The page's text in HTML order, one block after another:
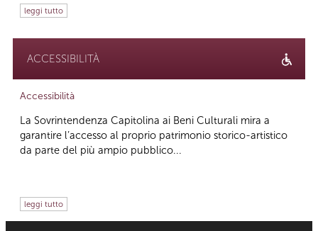
leggi tutto
ACCESSIBILITÀ
Accessibilità
La Sovrintendenza Capitolina ai Beni Culturali mira a
garantire l’accesso al proprio patrimonio storico-artistico
da parte del più ampio pubblico...
leggi tutto